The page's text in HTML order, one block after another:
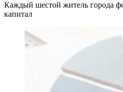
Каждый шестой житель города
капитал